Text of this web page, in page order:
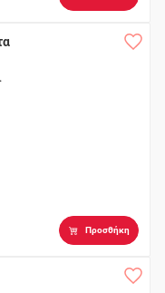
Προσθήκη